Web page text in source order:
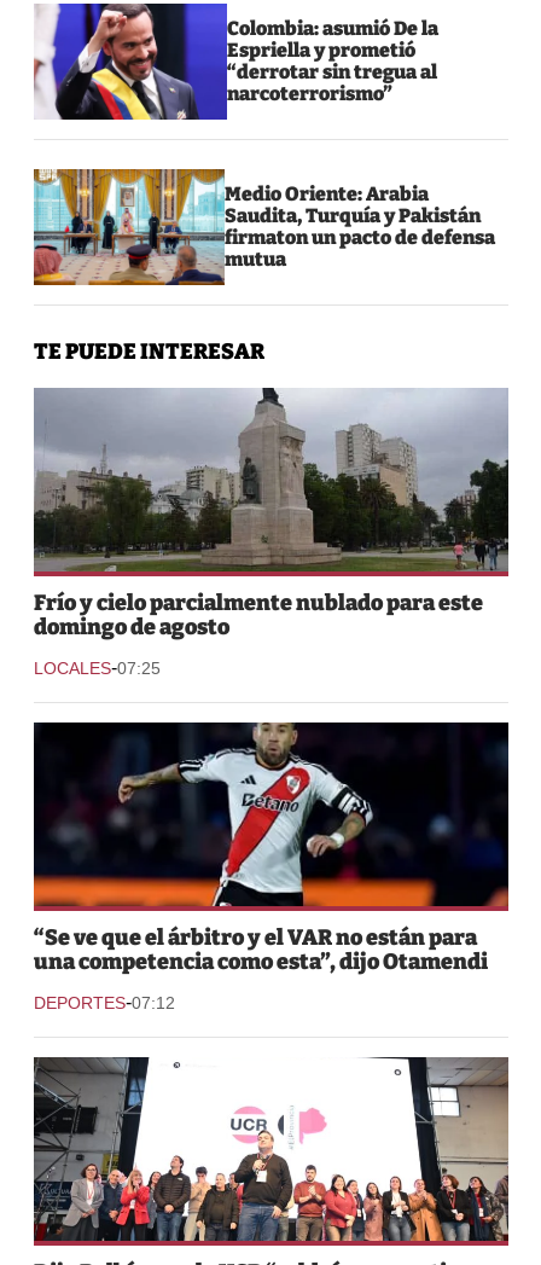
Colombia: asumió De la
Espriella y prometió
“derrotar sin tregua al
narcoterrorismo”
Medio Oriente: Arabia
Saudita, Turquía y Pakistán
firmaton un pacto de defensa
mutua
TE PUEDE INTERESAR
Frío y cielo parcialmente nublado para este
domingo de agosto
LOCALES-07:25
“Se ve que el árbitro y el VAR no están para
una competencia como esta”, dijo Otamendi
DEPORTES-07:12